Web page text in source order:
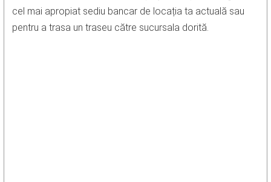
cel mai apropiat sediu bancar de locația ta actuală sau
pentru a trasa un traseu către sucursala dorită.